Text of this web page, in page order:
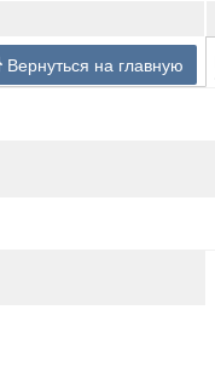
Вернуться на главную